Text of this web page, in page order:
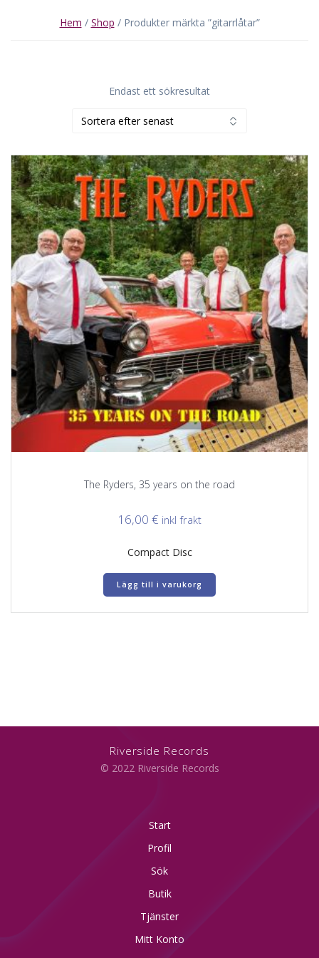
Hem / Shop / Produkter märkta ”gitarrlåtar”
Endast ett sökresultat
The Ryders, 35 years on the road
16,00 € inkl frakt
Compact Disc
Lägg till i varukorg
Riverside Records
© 2022 Riverside Records
Start
Profil
Sök
Butik
Tjänster
Mitt Konto